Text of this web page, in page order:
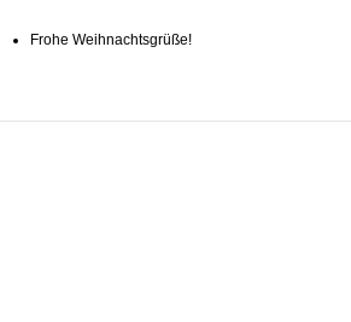
Frohe Weihnachtsgrüße!